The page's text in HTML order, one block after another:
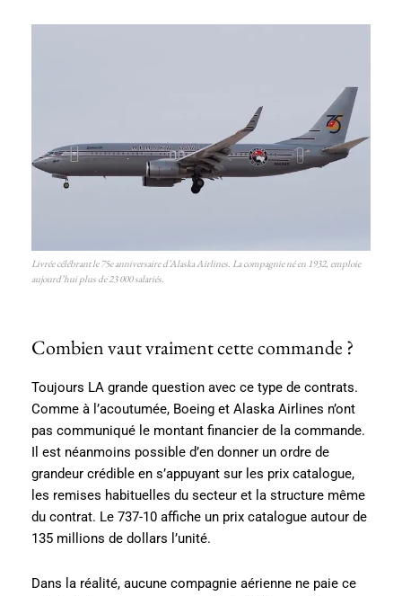
Livrée célébrant le 75e anniversaire d’Alaska Airlines. La compagnie né en 1932, emploie
aujourd’hui plus de 23 000 salariés.
Combien vaut vraiment cette commande ?
Toujours LA grande question avec ce type de contrats.
Comme à l’acoutumée, Boeing et Alaska Airlines n’ont
pas communiqué le montant financier de la commande.
Il est néanmoins possible d’en donner un ordre de
grandeur crédible en s’appuyant sur les prix catalogue,
les remises habituelles du secteur et la structure même
du contrat. Le 737-10 affiche un prix catalogue autour de
135 millions de dollars l’unité.
Dans la réalité, aucune compagnie aérienne ne paie ce